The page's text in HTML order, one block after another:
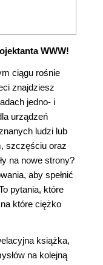
WWW!
ciągu rośnie
znajdziesz
jedno- i
urządzeń
ludzi lub
szczęściu oraz
na nowe strony?
aby spełnić
pytania, które
które ciężko
książka,
na kolejną